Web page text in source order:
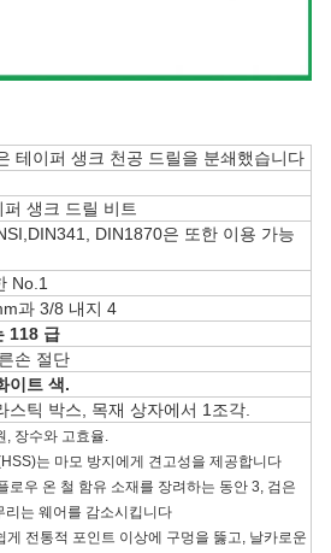
테이퍼 생크 천공 드릴을 분쇄했습니다
생크 드릴 비트
DIN1870은 또한 이용 가능
No.1
과 3/8 내지 4
118 급
손 절단
이트 색.
스틱 박스, 목재 상자에서 1조각.
, 장수와 고효율.
는 마모 방지에게 견고성을 제공합니다
로우 온 철 함유 소재를 장려하는 동안 3, 검은
리는 웨어를 감소시킵니다
게 전통적 포인트 이상에 구멍을 뚫고, 날카로운